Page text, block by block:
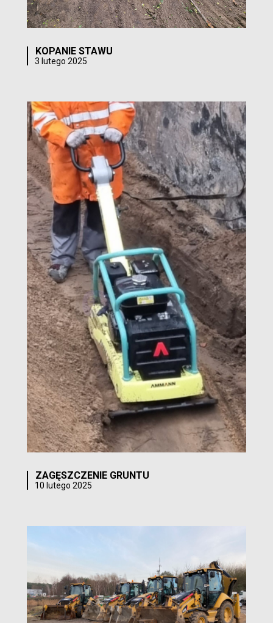
KOPANIE STAWU
3 lutego 2025
ZAGĘSZCZENIE GRUNTU
10 lutego 2025